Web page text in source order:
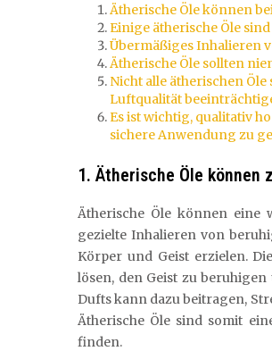
Ätherische Öle können
Einige ätherische Öle
Übermäßiges Inhalieren
Ätherische Öle sollten
Nicht alle ätherischen
Luftqualität
Es ist wichtig, qualitativ
sichere Anwendung zu
1. Ätherische Öle können
Ätherische Öle können eine
gezielte Inhalieren von
Körper und Geist erzielen.
lösen, den Geist zu
Dufts kann dazu beitragen,
Ätherische Öle sind somit
finden.